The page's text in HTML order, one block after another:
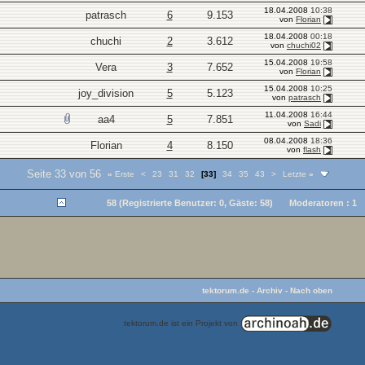
patrasch 6 9.153 18.04.2008 10:38
von Florian
chuchi 2 3.612 18.04.2008 00:18
von chuchi02
Vera 3 7.652 15.04.2008 19:58
von Florian
joy_division 5 5.123 15.04.2008 10:25
von patrasch
aa4 5 7.851 11.04.2008 16:44
von Sadi
Florian 4 8.150 08.04.2008 18:36
von flash
Seite 33 von 56 « Erste < 23 31 32 [33] 34 35 43 > Letzte »
58 (Registrierte Benutzer: 0, Gäste: 58) Moderatoren : 1
tektorum.de - Archiv - Nach oben
tektorum.de ist ein Projekt von